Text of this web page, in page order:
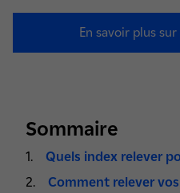
En savoir plus
Sommaire
Quels index relever
Comment relever